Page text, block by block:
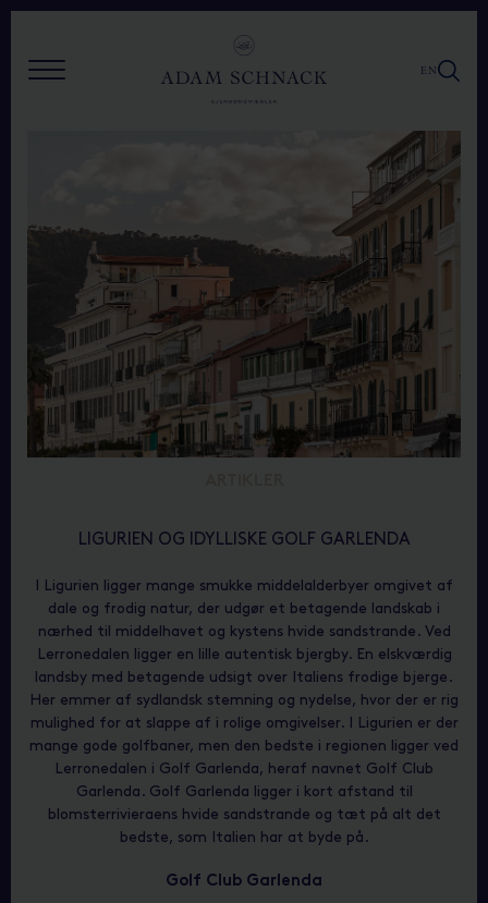
EN
LIGURIEN OG IDYLLISKE GOLF GARLENDA
I Ligurien ligger mange smukke middelalderbyer omgivet af
dale og frodig natur, der udgør et betagende landskab i
nærhed til middelhavet og kystens hvide sandstrande. Ved
Lerronedalen ligger en lille autentisk bjergby. En elskværdig
landsby med betagende udsigt over Italiens frodige bjerge.
Her emmer af sydlandsk stemning og nydelse, hvor der er rig
mulighed for at slappe af i rolige omgivelser. I Ligurien er der
mange gode golfbaner, men den bedste i regionen ligger ved
Lerronedalen i Golf Garlenda, heraf navnet Golf Club
Garlenda. Golf Garlenda ligger i kort afstand til
blomsterrivieraens hvide sandstrande og tæt på alt det
bedste, som Italien har at byde på.
Golf Club Garlenda